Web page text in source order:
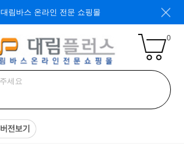
대림바스 온라인 전문 쇼핑몰
0